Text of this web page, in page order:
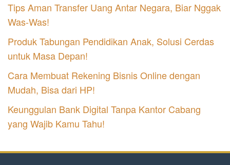
Tips Aman Transfer Uang Antar Negara, Biar Nggak
Was-Was!
Produk Tabungan Pendidikan Anak, Solusi Cerdas
untuk Masa Depan!
Cara Membuat Rekening Bisnis Online dengan
Mudah, Bisa dari HP!
Keunggulan Bank Digital Tanpa Kantor Cabang
yang Wajib Kamu Tahu!